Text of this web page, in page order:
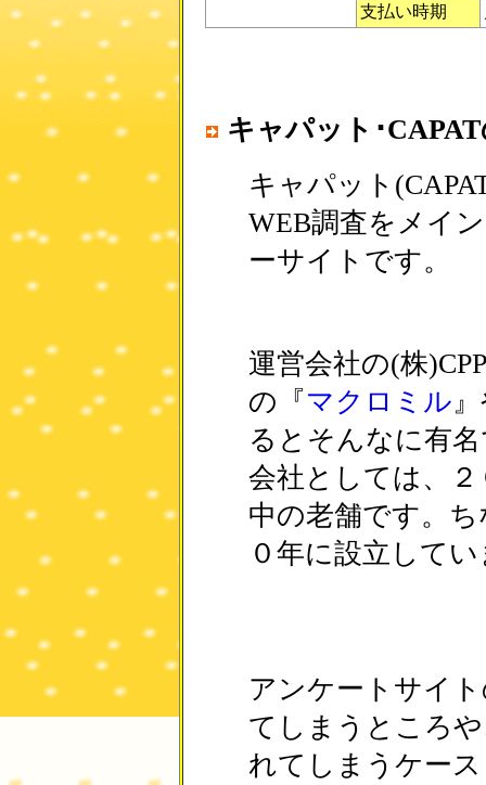
支払い時期
キャパット･
キャパット
WEB調査をメイ
ーサイトです。
運営会社の(株
の『マクロミル
るとそんなに有
会社としては、
中の老舗です。
０年に設立して
アンケートサイ
てしまうところ
れてしまうケー